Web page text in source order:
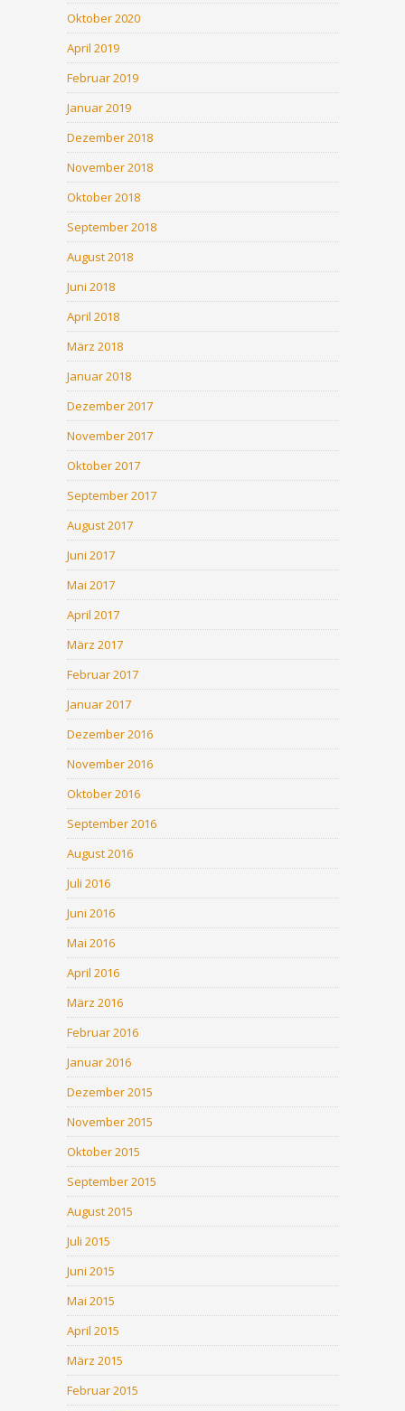
Oktober 2020
April 2019
Februar 2019
Januar 2019
Dezember 2018
November 2018
Oktober 2018
September 2018
August 2018
Juni 2018
April 2018
März 2018
Januar 2018
Dezember 2017
November 2017
Oktober 2017
September 2017
August 2017
Juni 2017
Mai 2017
April 2017
März 2017
Februar 2017
Januar 2017
Dezember 2016
November 2016
Oktober 2016
September 2016
August 2016
Juli 2016
Juni 2016
Mai 2016
April 2016
März 2016
Februar 2016
Januar 2016
Dezember 2015
November 2015
Oktober 2015
September 2015
August 2015
Juli 2015
Juni 2015
Mai 2015
April 2015
März 2015
Februar 2015